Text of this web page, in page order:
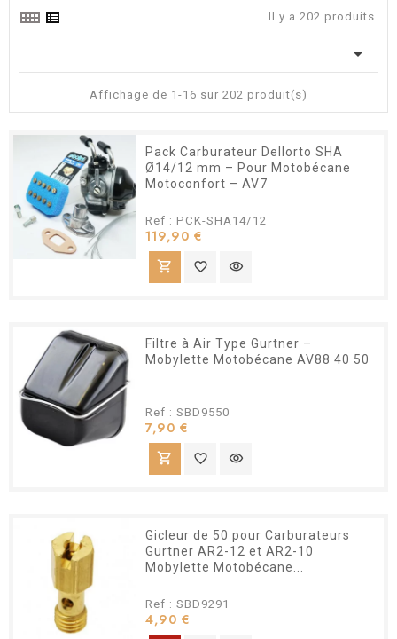
Il y a 202 produits.

Affichage de 1-16 sur 202 produit(s)
Pack Carburateur Dellorto SHA
Ø14/12 mm – Pour Motobécane
Motoconfort – AV7
Ref : PCK-SHA14/12
119,90 €
shopping_cart favorite_border visibility
Filtre à Air Type Gurtner –
Mobylette Motobécane AV88 40 50
Ref : SBD9550
7,90 €
shopping_cart favorite_border visibility
Gicleur de 50 pour Carburateurs
Gurtner AR2-12 et AR2-10
Mobylette Motobécane...
Ref : SBD9291
4,90 €